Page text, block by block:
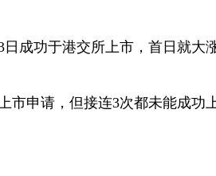
功于港交所上市，首日就大涨
申请，但接连3次都未能成功上